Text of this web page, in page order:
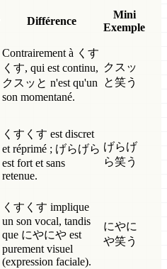
Différence
Mini
Exemple
Contrairement à くす
くす, qui est continu,
クスッと n'est qu'un
son momentané.
クスッ
と笑う
くすくす est discret
et réprimé ; げらげら
est fort et sans
retenue.
げらげ
ら笑う
くすくす implique
un son vocal, tandis
que にやにや est
purement visuel
(expression faciale).
にやに
や笑う